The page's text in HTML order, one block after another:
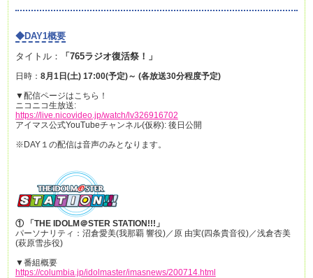
◆DAY1概要
タイトル：
「765ラジオ復活祭！」
日時： 8月1日(土) 17:00(予定)～ (各放送30分程度予定)
▼配信ページはこちら！
ニコニコ生放送:
https://live.nicovideo.jp/watch/lv326916702
アイマス公式YouTubeチャンネル(仮称): 後日公開
※DAY１の配信は音声のみとなります。
① 「THE IDOLM＠STER STATION!!!」
パーソナリティ：沼倉愛美(我那覇 響役)／原 由実(四条貴音役)／浅倉杏美
(萩原雪歩役)
▼番組概要
https://columbia.jp/idolmaster/imasnews/200714.html